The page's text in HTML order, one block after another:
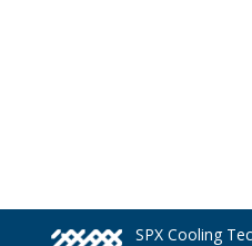
SPX Cooling